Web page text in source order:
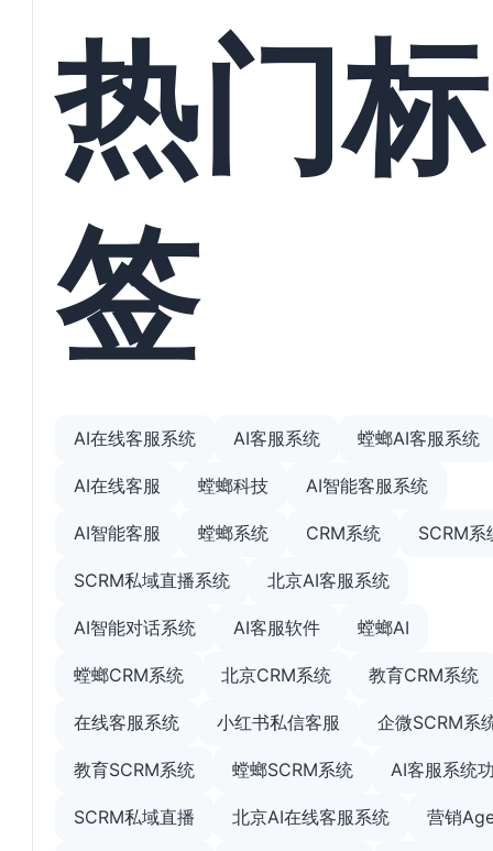
热门标
签
AI在线客服系统 AI客服系统 螳螂AI客服系统
AI在线客服 螳螂科技 AI智能客服系统
AI智能客服 螳螂系统 CRM系统 SCRM系
SCRM私域直播系统 北京AI客服系统
AI智能对话系统 AI客服软件 螳螂AI
螳螂CRM系统 北京CRM系统 教育CRM系统
在线客服系统 小红书私信客服 企微SCRM系
教育SCRM系统 螳螂SCRM系统 AI客服系统
SCRM私域直播 北京AI在线客服系统 营销